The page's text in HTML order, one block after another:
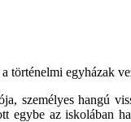
történelmi egyházak
személyes hangú
egybe az iskolában